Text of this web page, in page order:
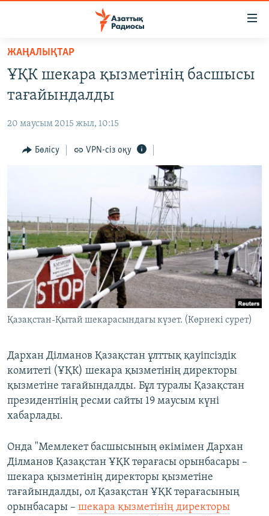
Skip
main
content
to
Navigation
САЯСАТ
ҚАҢТАР ОҚИҒАСЫ
АДАМ ҚҰҚЫҚТАРЫ
АРНАЙЫ ЖОБАЛАР
Русский
ЖАЗЫЛЫҢЫЗ
ЖАҢАЛЫҚТАР
ҰҚК шекара қызметінің басшысы
тағайындалды
20 маусым 2015 жыл, 10:15
Бөлісу VPN-сіз оқу
Қазақстан-Қытай шекарасындағы күзет. (Көрнекі сурет)
Дархан Ділманов Қазақстан ұлттық қауіпсіздік
комитеті (ҰҚК) шекара қызметінің директоры
қызметіне тағайындалды. Бұл туралы Қазақстан
президентінің ресми сайты 19 маусым күні
хабарлады.
Онда "Мемлекет басшысының өкімімен Дархан
Ділманов Қазақстан ҰҚК төрағасы орынбасары –
шекара қызметінің директоры қызметіне
тағайындалды, ол Қазақстан ҰҚК төрағасының
орынбасары – шекара қызметінің директоры